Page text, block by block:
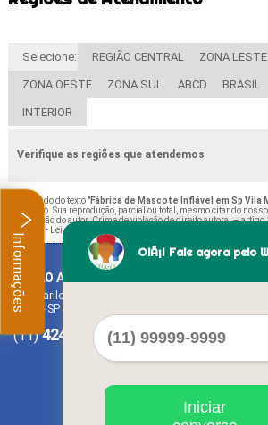
Selecione: REGIÃO CENTRAL ZONA LESTE
ZONA OESTE ZONA SUL ABCD BRASIL
INTERIOR
Verifique as regiões que atendemos
O conteúdo do texto "Fábrica de Mascote Inflável em Sp Vila
reservado. Sua reprodução, parcial ou total, mesmo citando
autorização do autor. Crime de violação de direito autoral –
9610/98 - Lei de direitos autorais
BALAO ART
Rua Bariloche, 1300 - Chácara Tropical (Caucaia do
Cotia - SP - CEP: 06726-270
(11)4242-7733(11)3603-0479
OlÃ¡! Fale agora pelo
Iniciar
Informações